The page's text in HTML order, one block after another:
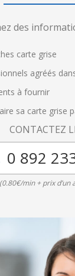
des
carte grise
agréés
à fournir
sa carte grise
CONTACTEZ
0 892
(0.80€/min + prix d’un